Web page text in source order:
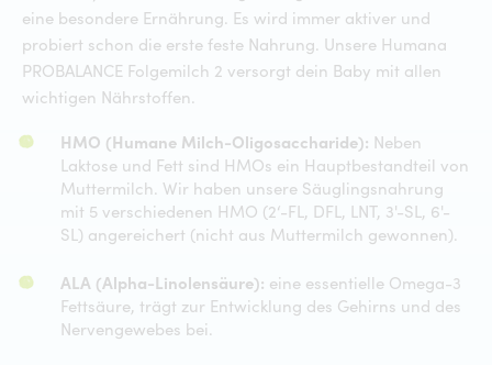
eine besondere Ernährung. Es wird immer aktiver und
probiert schon die erste feste Nahrung. Unsere Humana
PROBALANCE Folgemilch 2 versorgt dein Baby mit allen
wichtigen Nährstoffen.
HMO (Humane Milch-Oligosaccharide): Neben
Laktose und Fett sind HMOs ein Hauptbestandteil von
Muttermilch. Wir haben unsere Säuglingsnahrung
mit 5 verschiedenen HMO (2‘-FL, DFL, LNT, 3'-SL, 6'-
SL) angereichert (nicht aus Muttermilch gewonnen).
ALA (Alpha-Linolensäure): eine essentielle Omega-3
Fettsäure, trägt zur Entwicklung des Gehirns und des
Nervengewebes bei.